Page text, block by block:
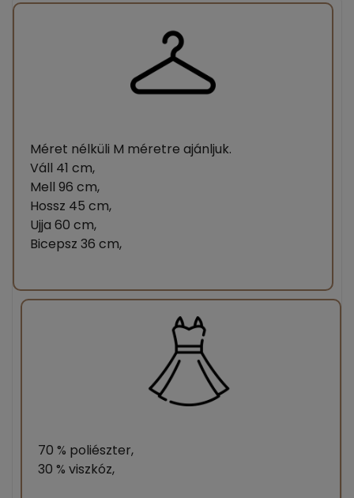
Méret nélküli M méretre ajánljuk.
Váll 41 cm,
Mell 96 cm,
Hossz 45 cm,
Ujja 60 cm,
Bicepsz 36 cm,
70 % poliészter,
30 % viszkóz,